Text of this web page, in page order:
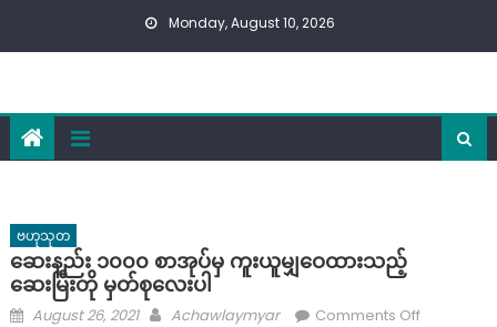
Monday, August 10, 2026
ဗဟုသုတ
ဆေးနည်း ၁၀၀၀ စာအုပ်မှ ကူးယူမျှဝေထားသည့်
ဆေးမြီးတို မှတ်စုလေးပါ
Posted
August 26, 2021 Author
Achawlaymyar Comments Offon